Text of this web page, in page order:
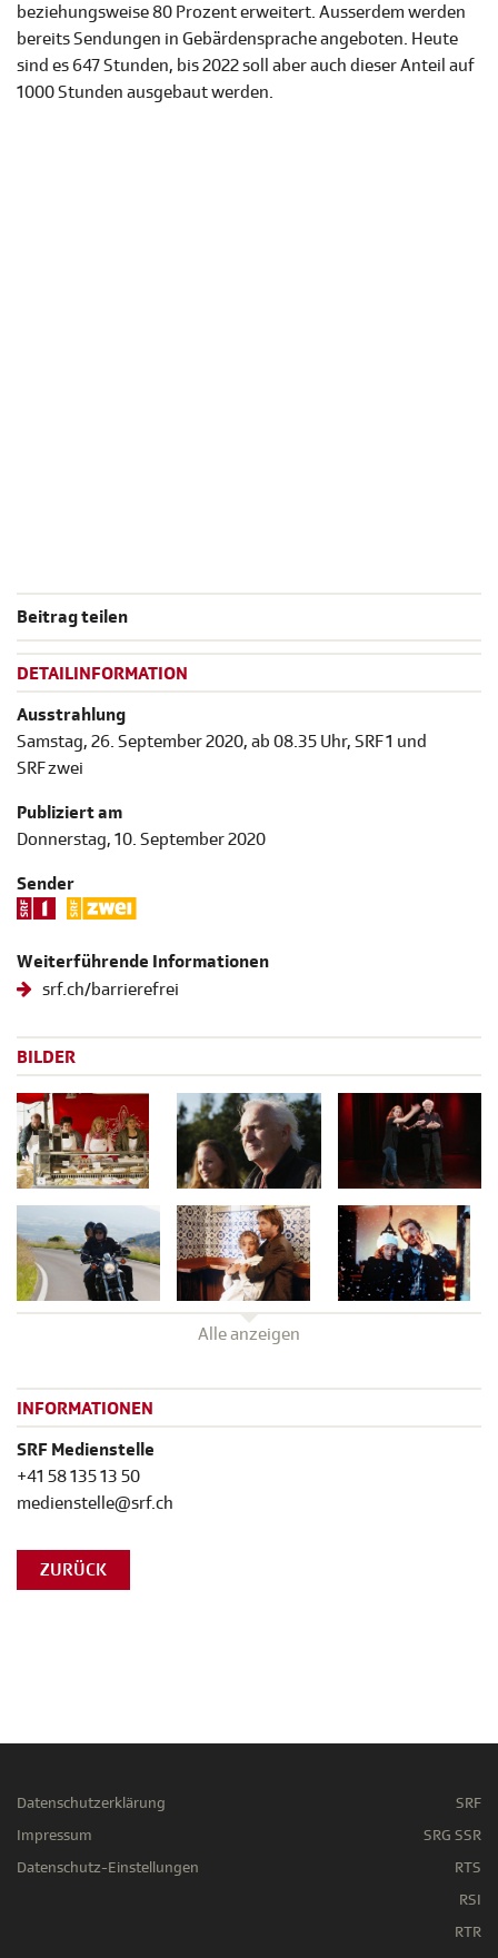
beziehungsweise 80 Prozent erweitert. Ausserdem werden
bereits Sendungen in Gebärdensprache angeboten. Heute
sind es 647 Stunden, bis 2022 soll aber auch dieser Anteil auf
1000 Stunden ausgebaut werden.
Beitrag teilen
DETAILINFORMATION
Ausstrahlung
Samstag, 26. September 2020, ab 08.35 Uhr, SRF 1 und
SRF zwei
Publiziert am
Donnerstag, 10. September 2020
Sender
Weiterführende Informationen
srf.ch/barrierefrei
BILDER
Alle anzeigen
INFORMATIONEN
SRF Medienstelle
+41 58 135 13 50
medienstelle@srf.ch
ZURÜCK
Datenschutzerklärung
Impressum
Datenschutz-Einstellungen
SRF
SRG SSR
RTS
RSI
RTR